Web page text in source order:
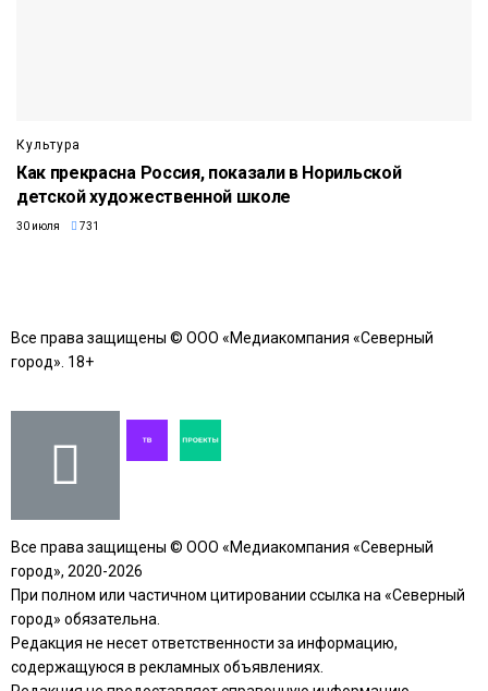
Культура
Как прекрасна Россия, показали в Норильской
детской художественной школе
30 июля 731
Все права защищены © ООО «Медиакомпания «Северный
город». 18+
Все права защищены © ООО «Медиакомпания «Северный
город», 2020-2026
При полном или частичном цитировании ссылка на «Северный
город» обязательна.
Редакция не несет ответственности за информацию,
содержащуюся в рекламных объявлениях.